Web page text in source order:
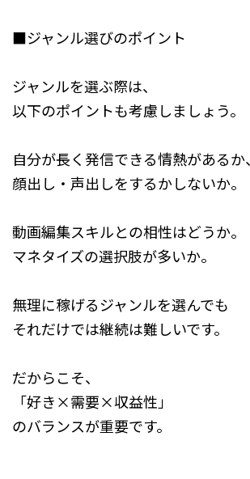
■ジャンル選びのポイント
ジャンルを選ぶ際は、
以下のポイントも考慮しましょう。
自分が長く発信できる情熱があるか、
顔出し・声出しをするかしないか。
動画編集スキルとの相性はどうか。
マネタイズの選択肢が多いか。
無理に稼げるジャンルを選んでも
それだけでは継続は難しいです。
だからこそ、
「好き×需要×収益性」
のバランスが重要です。